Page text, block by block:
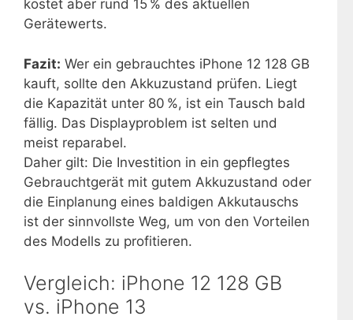
kostet aber rund 15 % des aktuellen
Gerätewerts.
Fazit: Wer ein gebrauchtes iPhone 12 128 GB
kauft, sollte den Akkuzustand prüfen. Liegt
die Kapazität unter 80 %, ist ein Tausch bald
fällig. Das Displayproblem ist selten und
meist reparabel.
Daher gilt: Die Investition in ein gepflegtes
Gebrauchtgerät mit gutem Akkuzustand oder
die Einplanung eines baldigen Akkutauschs
ist der sinnvollste Weg, um von den Vorteilen
des Modells zu profitieren.
Vergleich: iPhone 12 128 GB
vs. iPhone 13